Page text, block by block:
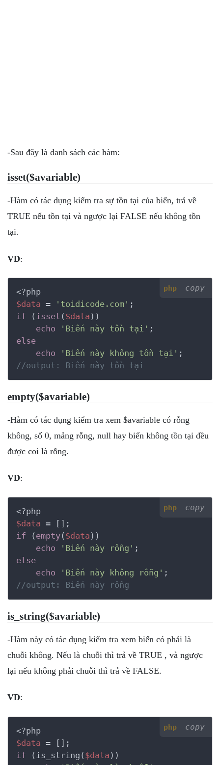
-Sau đây là danh sách các hàm:
isset($avariable)
-Hàm có tác dụng kiểm tra sự tồn tại của biến, trả về
TRUE nếu tồn tại và ngược lại FALSE nếu không tồn
tại.
VD:
php copy
<?php
$data = 'toidicode.com'
if ( isset ( $data ))
echo
'Biến này tồn tại'
else
echo
'Biến này không tồn tại'
//output: Biến này tồn tại
empty($avariable)
-Hàm có tác dụng kiểm tra xem $avariable có rỗng
không, số 0, mảng rỗng, null hay biến không tồn tại đều
được coi là rỗng.
VD:
php copy
<?php
$data
if ( empty( $data ))
echo
'Biến này rỗng'
else
echo
'Biến này không rỗng'
//output: Biến này rỗng
is_string($avariable)
-Hàm này có tác dụng kiểm tra xem biến có phải là
chuỗi không. Nếu là chuỗi thì trả về TRUE , và ngược
lại nếu không phải chuỗi thì trả về FALSE.
VD:
php copy
<?php
$data
if (is_string( $data ))